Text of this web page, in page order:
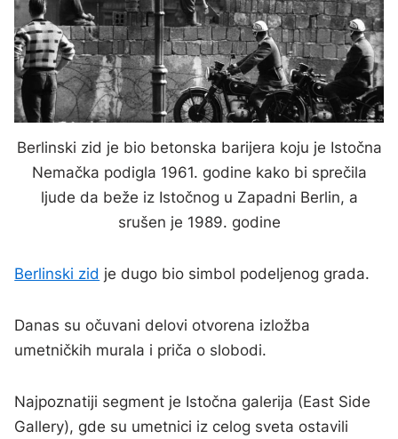
Berlinski zid je bio betonska barijera koju je Istočna
Nemačka podigla 1961. godine kako bi sprečila
ljude da beže iz Istočnog u Zapadni Berlin, a
srušen je 1989. godine
Berlinski zid je dugo bio simbol podeljenog grada.
Danas su očuvani delovi otvorena izložba
umetničkih murala i priča o slobodi.
Najpoznatiji segment je Istočna galerija (East Side
Gallery), gde su umetnici iz celog sveta ostavili